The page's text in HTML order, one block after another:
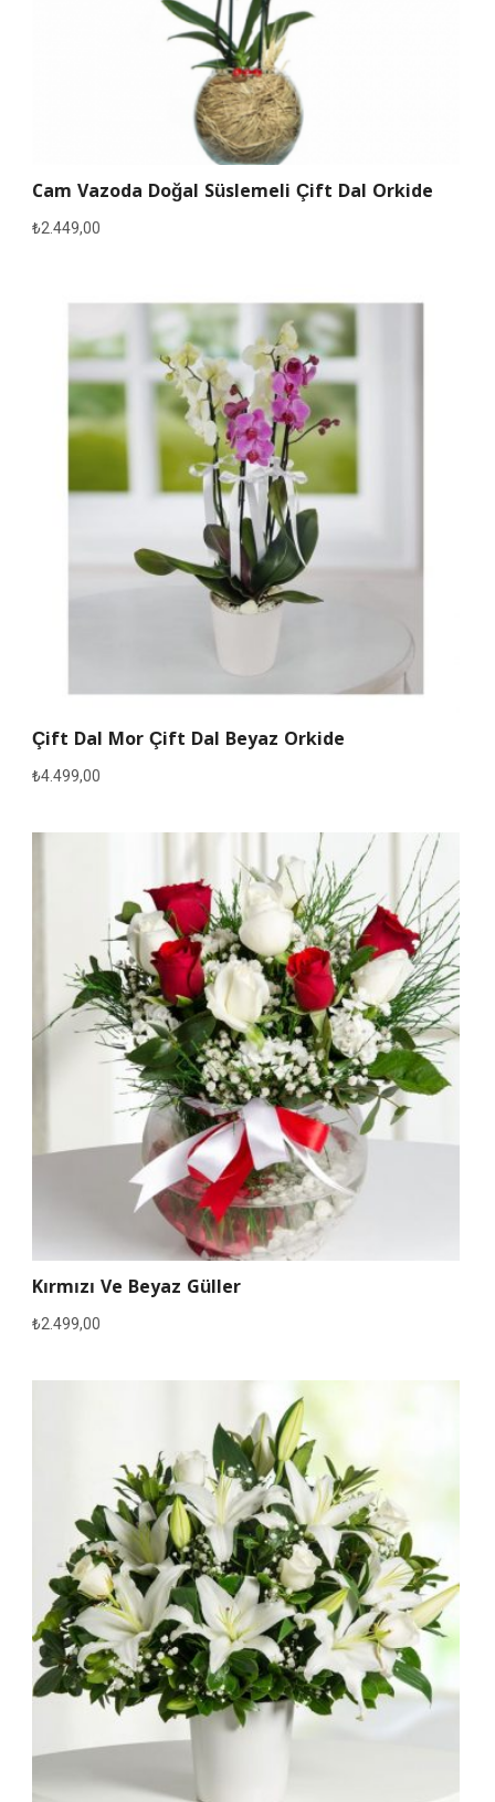
Cam Vazoda Doğal Süslemeli Çift Dal Orkide
₺2.449,00
Çift Dal Mor Çift Dal Beyaz Orkide
₺4.499,00
Kırmızı Ve Beyaz Güller
₺2.499,00